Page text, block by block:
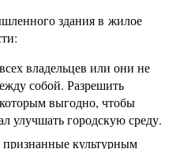
здания в жилое
владельцев или они не
собой. Разрешить
выгодно, чтобы
улучшать городскую среду.
признанные культурным